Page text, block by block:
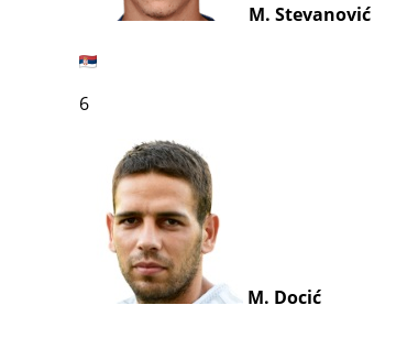
M. Stevanović
6
M. Docić